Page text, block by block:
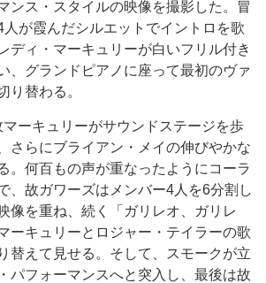
ンス・スタイルの映像を撮影した。冒
が霞んだシルエットでイントロを歌
ディ・マーキュリーが白いフリル付き
、グランドピアノに座って最初のヴァ
り替わる。
ーキュリーがサウンドステージを歩
さらにブライアン・メイの伸びやかな
。何百もの声が重なったようにコーラ
、故ガワーズはメンバー4人を6分割し
像を重ね、続く「ガリレオ、ガリレ
ーキュリーとロジャー・テイラーの歌
替えて見せる。そして、スモークが立
パフォーマンスへと突入し、最後は故